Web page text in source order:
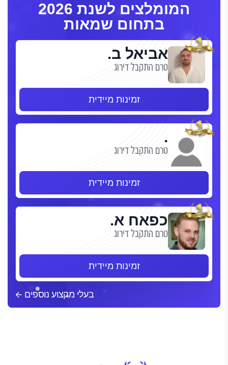
המומלצים לשנת 2026
בתחום שמאות
אביאל ב.
טרם התקבל דירוג
זמינות מיידית
.
טרם התקבל דירוג
זמינות מיידית
כפאח א.
טרם התקבל דירוג
זמינות מיידית
בעלי מקצוע נוספים